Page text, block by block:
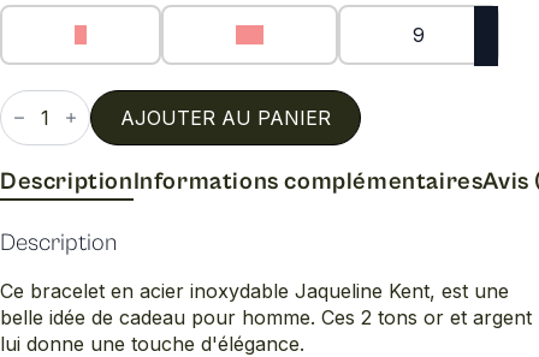
9
quantité
de
Bracelet
two
tone
AJOUTER AU PANIER
DescriptionInformations complémentairesAvis
Description
Ce bracelet en acier inoxydable Jaqueline Kent, est une
belle idée de cadeau pour homme. Ces 2 tons or et argent
lui donne une touche d'élégance.